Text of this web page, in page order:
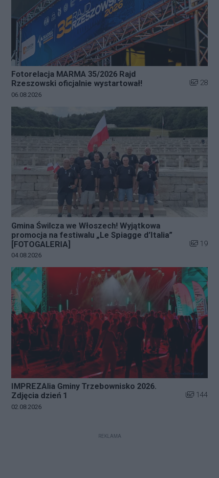
Fotorelacja MARMA 35/2026 Rajd
Rzeszowski oficjalnie wystartował!
Liczba
28
Data dodania galerii:
06.08.2026
Gmina Świlcza we Włoszech! Wyjątkowa
promocja na festiwalu „Le Spiagge d’Italia”
[FOTOGALERIA]
Liczba
19
Data dodania galerii:
04.08.2026
IMPREZAlia Gminy Trzebownisko 2026.
Zdjęcia dzień 1
Liczba
144
Data dodania galerii:
02.08.2026
REKLAMA